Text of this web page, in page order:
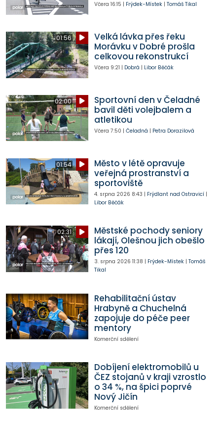
Včera 16:15 | Frýdek-Místek| Tomáš Tikal
01:56
Velká lávka přes řeku
Morávku v Dobré prošla
celkovou rekonstrukcí
Včera 9:21 | Dobrá | Libor Běčák
02:00
Sportovní den v Čeladné
bavil děti volejbalem a
atletikou
Včera 7:50 | Čeladná | Petra Dorazilová
01:54
Město v létě opravuje
veřejná prostranství a
sportoviště
4. srpna 2026 8:43 | Frýdlant nad Ostravicí|
Libor Běčák
02:31
Městské pochody seniory
lákají, Olešnou jich obešlo
přes 120
3. srpna 2026 11:38 | Frýdek-Místek| Tomáš
Tikal
Rehabilitační ústav
Hrabyně a Chuchelná
zapojuje do péče peer
mentory
Komerční sdělení
Dobíjení elektromobilů u
ČEZ stojanů v kraji vzrostlo
o 34 %, na špici poprvé
Nový Jičín
Komerční sdělení